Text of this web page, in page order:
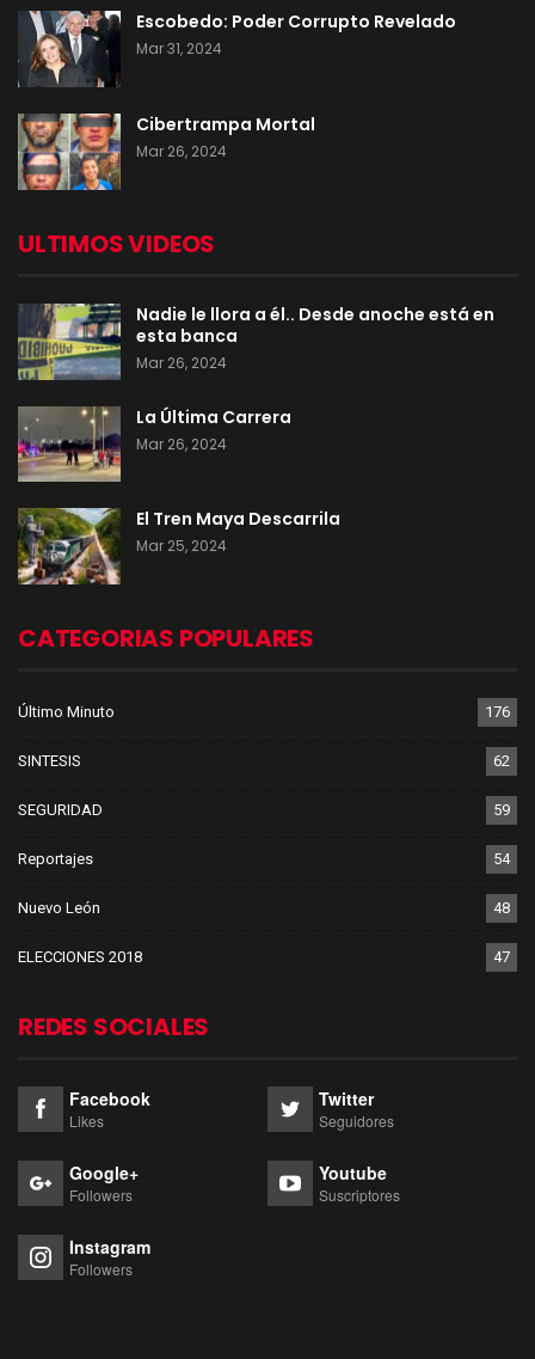
Escobedo: Poder Corrupto Revelado
Mar 31, 2024
Cibertrampa Mortal
Mar 26, 2024
ULTIMOS VIDEOS
Nadie le llora a él.. Desde anoche está en
esta banca
Mar 26, 2024
La Última Carrera
Mar 26, 2024
El Tren Maya Descarrila
Mar 25, 2024
CATEGORIAS POPULARES
Último Minuto 176
SINTESIS 62
SEGURIDAD 59
Reportajes 54
Nuevo León 48
ELECCIONES 2018 47
REDES SOCIALES
Facebook
Likes
Twitter
Seguidores
Google+
Followers
Youtube
Suscriptores
Instagram
Followers